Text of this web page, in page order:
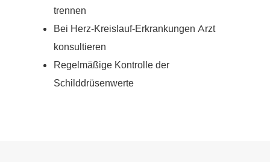
trennen
Bei Herz-Kreislauf-Erkrankungen Arzt
konsultieren
Regelmäßige Kontrolle der
Schilddrüsenwerte